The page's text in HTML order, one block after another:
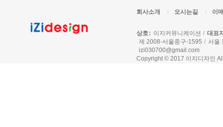
회사소개 오시는길 이
상호 이지커뮤니케이션
대표
제 2008-서울중구-1595
서울
izi030700@gmail.com
Copyright © 2017 이지디자인